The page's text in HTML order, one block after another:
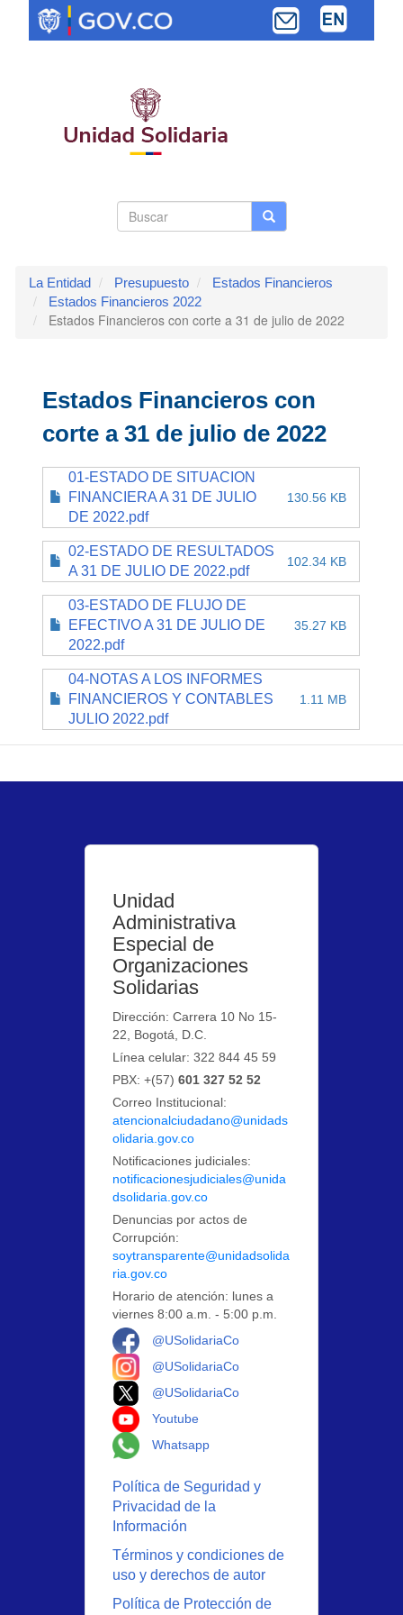
contenido
Buscar Buscar
La Entidad Presupuesto
Estados Financieros
Estados Financieros 2022
Estados Financieros con corte a 31 de julio de 2022
Estados Financieros con
corte a 31 de julio de 2022
01-ESTADO DE SITUACION
FINANCIERA A 31 DE JULIO
DE 2022.pdf
130.56 KB
02-ESTADO DE RESULTADOS
A 31 DE JULIO DE 2022.pdf
102.34 KB
03-ESTADO DE FLUJO DE
EFECTIVO A 31 DE JULIO DE
2022.pdf
35.27 KB
04-NOTAS A LOS INFORMES
FINANCIEROS Y CONTABLES
JULIO 2022.pdf
1.11 MB
Unidad
Administrativa
Especial de
Organizaciones
Solidarias
Dirección: Carrera 10 No 15-
22, Bogotá, D.C.
Línea celular: 322 844 45 59
PBX: +(57)601 327 52 52
Correo Institucional:
atencionalciudadano@unidads
olidaria.gov.co
Notificaciones judiciales:
notificacionesjudiciales@unida
dsolidaria.gov.co
Denuncias por actos de
Corrupción:
soytransparente@unidadsolida
ria.gov.co
Horario de atención: lunes a
viernes 8:00 a.m. - 5:00 p.m.
@USolidariaCo
@USolidariaCo
@USolidariaCo
Youtube
Whatsapp
Política de Seguridad y
Privacidad de la
Información
Términos y condiciones de
uso y derechos de autor
Política de Protección de